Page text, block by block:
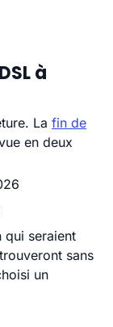
à
La fin de
en deux
qui seraient
sans
un